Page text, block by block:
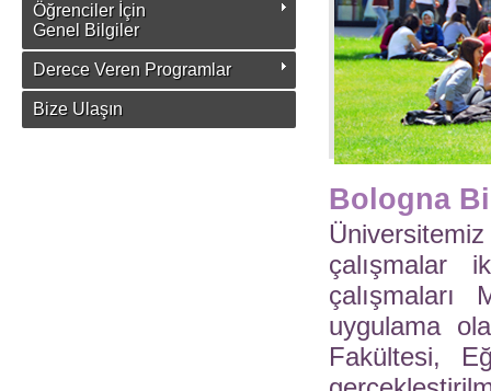
Öğrenciler İçin
Genel Bilgiler
Derece Veren Programlar
Bize Ulaşın
Bologna
çalışmalar
uygulama
Fakültesi,